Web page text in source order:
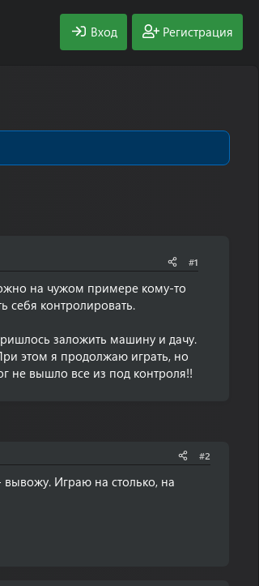
Вход Регистрация
#1
на чужом примере кому-то
себя контролировать.
заложить машину и дачу.
этом я продолжаю играть, но
не вышло все из под контроля!!
#2
Играю на столько, на